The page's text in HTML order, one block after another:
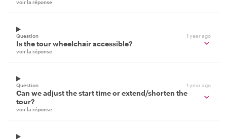
voir la réponse
Question 1 year ago
Is the tour wheelchair accessible?
voir la réponse
Question 1 year ago
Can we adjust the start time or extend/shorten the
tour?
voir la réponse